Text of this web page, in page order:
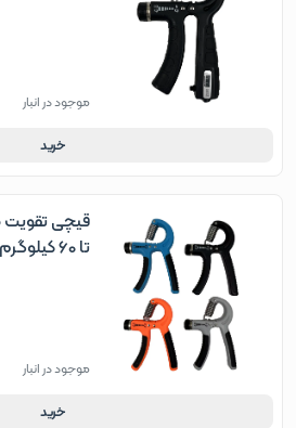
موجود در انبار
خرید
تا 60 کیلوگرم
موجود در انبار
خرید